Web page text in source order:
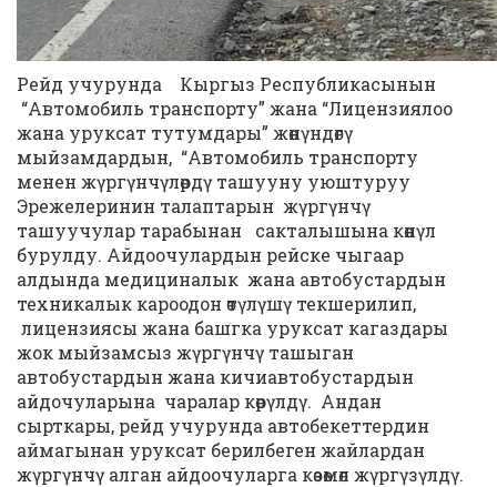
Рейд учурунда Кыргыз Республикасынын
“Автомобиль транспорту” жана “Лицензиялоо
жана уруксат тутумдары” жөнүндөгү
мыйзамдардын, “Автомобиль транспорту
менен жүргүнчүлөрдү ташууну уюштуруу
Эрежелеринин талаптарын жүргүнчү
ташуучулар тарабынан сакталышына көнүл
бурулду. Айдоочулардын рейске чыгаар
алдында медициналык жана автобустардын
техникалык кароодон өтүлүшү текшерилип,
лицензиясы жана башгка уруксат кагаздары
жок мыйзамсыз жүргүнчү ташыган
автобустардын жана кичиавтобустардын
айдочуларына чаралар көрүлдү. Андан
сырткары, рейд учурунда автобекеттердин
аймагынан уруксат берилбеген жайлардан
жүргүнчү алган айдоочуларга көзөмөл жүргүзүлдү.